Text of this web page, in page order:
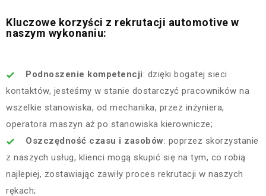
Kluczowe korzyści z rekrutacji automotive w
naszym wykonaniu:
Podnoszenie kompetencji: dzięki bogatej sieci
kontaktów, jesteśmy w stanie dostarczyć pracowników na
wszelkie stanowiska, od mechanika, przez inżyniera,
operatora maszyn aż po stanowiska kierownicze;
Oszczędność czasu i zasobów: poprzez skorzystanie
z naszych usług, klienci mogą skupić się na tym, co robią
najlepiej, zostawiając zawiły proces rekrutacji w naszych
rękach;